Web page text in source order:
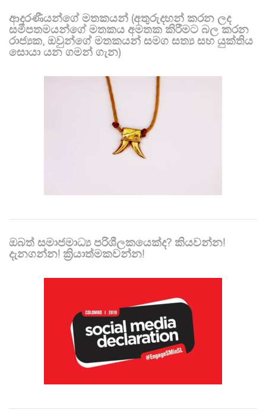
ආදරණීයන්ගේ මතකයන් (අතුරුදහන් කරන ලද
සමීපතමයන්ගේ මතකය අමතක කිරීමට බල කරන
රාජ්‍යක, ඔවුන්ගේ මතකයන් සමග සත්‍ය සහ යුක්තිය
සොයා යන ගමන් ගැන)
ඔබත් සමාජමාධ්‍ය පරිශීලකයෙක්ද? කියවන්න!
දැනගන්න! ක්‍රියාත්මකවන්න!